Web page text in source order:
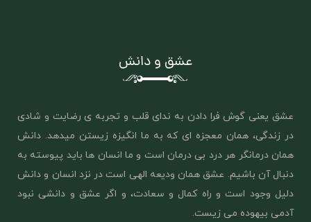
عشق و دانش
عشق یعنی گوش فرا دادن به ندای قلب و تجربه ی رضایت و شادی
در زندگی، همان معجزه ای که به ما انگیزه زیستن میدهد. دانش
همان درمانگر هر درد بی درمان است و ما انسان ها باید پیوسته به
دنبال آن باشیم. عشق همان ‌ودیعه الهی است در نزد انسان و دانش
دلیل وجود است و راه کمال و سعادت، و اگر عشق و دانشی نبود
آدمی بیهوده می زیست.